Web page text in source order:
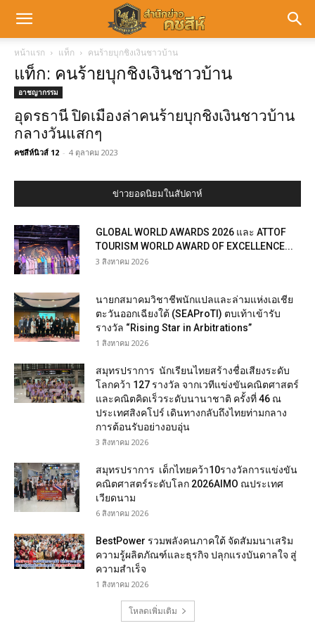
หน้าแรก แท็ก คนร้ายบุกชิงเงินชาวบ้าน
แท็ก: คนร้ายบุกชิงเงินชาวบ้าน
อาชญากรรม
อุดรธานี ปิดเมืองล่าคนร้ายบุกชิงเงินชาวบ้าน
กลางวันแสกๆ
คชสีห์นิวส์ 12 - 4 ตุลาคม 2023
ข่าวยอดนิยมในสัปดาห์
GLOBAL WORLD AWARDS 2026 และ ATTOF
TOURISM WORLD AWARD OF EXCELLENCE...
3 สิงหาคม 2026
นายกสมาคมวิชาชีพนักแปลและล่ามแห่งเอเชีย
ตะวันออกเฉียงใต้ (SEAProTI) ตบเท้าเข้ารับ
รางวัล “Rising Star in Arbitrations”
1 สิงหาคม 2026
สมุทรปราการ นักเรียนไทยสร้างชื่อเสียงระดับ
โลกคว้า 127 รางวัล จากเวทีแข่งขันคณิตศาสตร์
และคณิตคิดเร็วระดับนานาชาติ ครั้งที่ 46 ณ
ประเทศสิงคโปร์ เดินทางกลับถึงไทยท่ามกลาง
การต้อนรับอย่างอบอุ่น
3 สิงหาคม 2026
สมุทรปราการ เด็กไทยคว้า10รางวัลการแข่งขัน
คณิตศาสตร์ระดับโลก 2026AIMO ณประเทศ
เวียดนาม
6 สิงหาคม 2026
BestPower รวมพลังคนภาคใต้ จัดสัมมนาเสริม
ความรู้ผลิตภัณฑ์และธุรกิจ ปลุกแรงบันดาลใจ สู่
ความสำเร็จ
1 สิงหาคม 2026
โหลดเพิ่มเติม